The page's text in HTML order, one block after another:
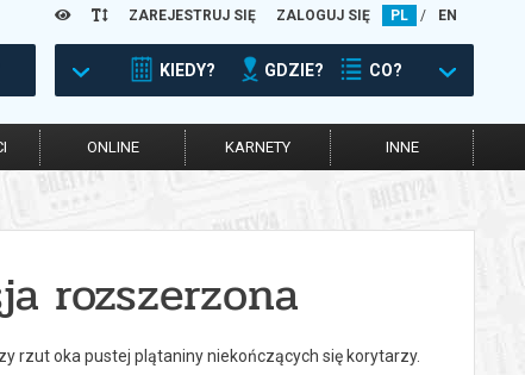
ZAREJESTRUJ SIĘ ZALOGUJ SIĘ PL / EN
KIEDY? GDZIE? CO?
ONLINE KARNETY INNE
rozszerzona
rzut oka pustej plątaniny niekończących się korytarzy.